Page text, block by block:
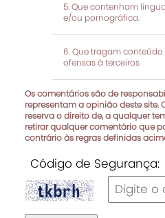
Que contenham
e/ou pornográfica.
Que tragam
ofensas à terceiros
Os comentários são de
representam a opinião deste site.
reserva o direito de, a qualquer
retirar qualquer comentário que
contrário às regras definidas
Código de Segurança: